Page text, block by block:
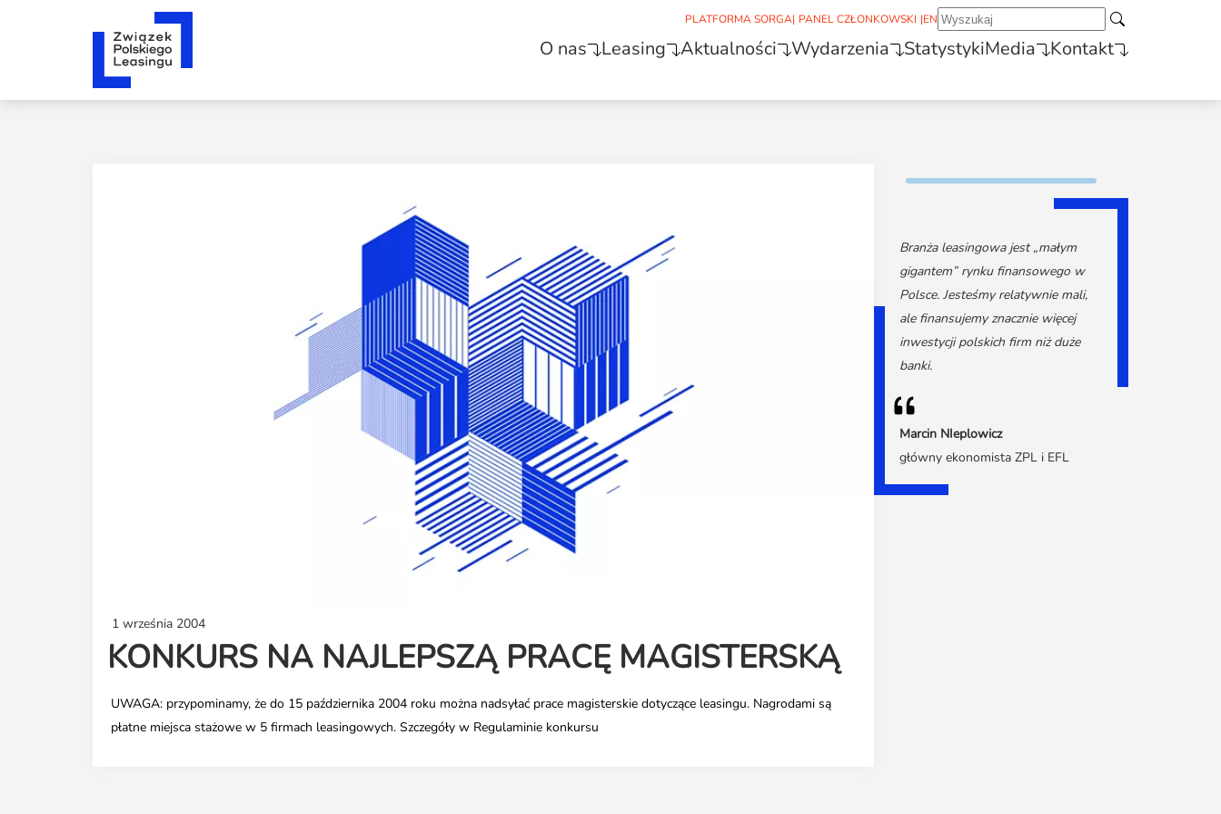
PLATFORMA SORGA| PANEL CZŁONKOWSKI |EN
O nas Leasing Aktualności Wydarzenia StatystykiMedia Kontakt
1 września 2004
KONKURS NA NAJLEPSZĄ PRACĘ MAGISTERSKĄ
UWAGA: przypominamy, że do 15 października 2004 roku można nadsyłać prace magisterskie dotyczące leasingu. Nagrodami są
płatne miejsca stażowe w 5 firmach leasingowych. Szczegóły w Regulaminie konkursu
Branża leasingowa jest „małym
gigantem” rynku finansowego w
Polsce. Jesteśmy relatywnie mali,
ale finansujemy znacznie więcej
inwestycji polskich firm niż duże
banki.
Marcin NIeplowicz
główny ekonomista ZPL i EFL